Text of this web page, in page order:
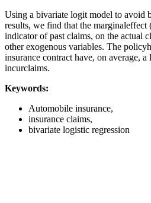
Using a bivariate logit model to avoid
results, we find that the marginaleffect
indicator of past claims, on the actual
other exogenous variables. The
insurance contract have, on average,
incurclaims.
Keywords:
Automobile insurance,
insurance claims,
bivariate logistic regression